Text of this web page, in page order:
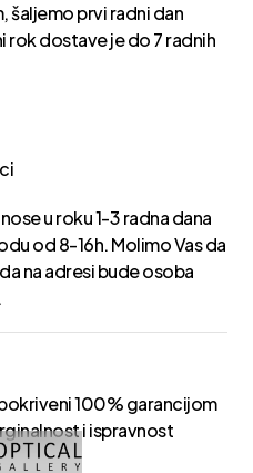
šaljemo prvi radni dan
rok dostave je do 7 radnih
u roku 1-3 radna dana
od 8-16h. Molimo Vas da
na adresi bude osoba
100% garancijom
i ispravnost